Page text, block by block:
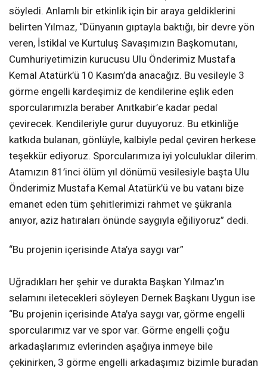
söyledi. Anlamlı bir etkinlik için bir araya geldiklerini
belirten Yılmaz, “Dünyanın gıptayla baktığı, bir devre yön
veren, İstiklal ve Kurtuluş Savaşımızın Başkomutanı,
Cumhuriyetimizin kurucusu Ulu Önderimiz Mustafa
Kemal Atatürk’ü 10 Kasım’da anacağız. Bu vesileyle 3
görme engelli kardeşimiz de kendilerine eşlik eden
sporcularımızla beraber Anıtkabir’e kadar pedal
çevirecek. Kendileriyle gurur duyuyoruz. Bu etkinliğe
katkıda bulanan, gönlüyle, kalbiyle pedal çeviren herkese
teşekkür ediyoruz. Sporcularımıza iyi yolculuklar dilerim.
Atamızın 81’inci ölüm yıl dönümü vesilesiyle başta Ulu
Önderimiz Mustafa Kemal Atatürk’ü ve bu vatanı bize
emanet eden tüm şehitlerimizi rahmet ve şükranla
anıyor, aziz hatıraları önünde saygıyla eğiliyoruz” dedi.
“Bu projenin içerisinde Ata’ya saygı var”
Uğradıkları her şehir ve durakta Başkan Yılmaz’ın
selamını iletecekleri söyleyen Dernek Başkanı Uygun ise
“Bu projenin içerisinde Ata’ya saygı var, görme engelli
sporcularımız var ve spor var. Görme engelli çoğu
arkadaşlarımız evlerinden aşağıya inmeye bile
çekinirken, 3 görme engelli arkadaşımız bizimle buradan